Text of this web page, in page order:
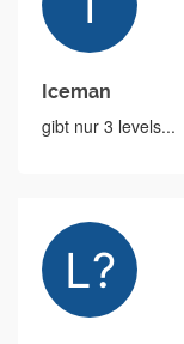
Iceman
gibt nur 3 levels...